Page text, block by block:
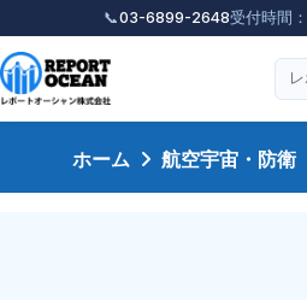
📞03-6899-2648受付時間：
ホーム 航空宇宙・防衛